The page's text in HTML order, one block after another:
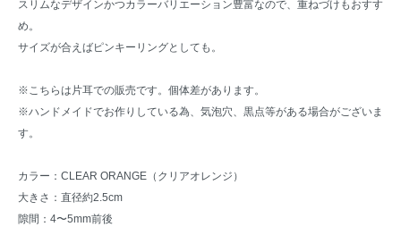
スリムなデザインかつカラーバリエーション豊富なので、重ねづけもおすす
め。
サイズが合えばピンキーリングとしても。
※こちらは片耳での販売です。個体差があります。
※ハンドメイドでお作りしている為、気泡穴、黒点等がある場合がございま
す。
カラー：CLEAR ORANGE（クリアオレンジ）
大きさ：直径約2.5cm
隙間：4〜5mm前後